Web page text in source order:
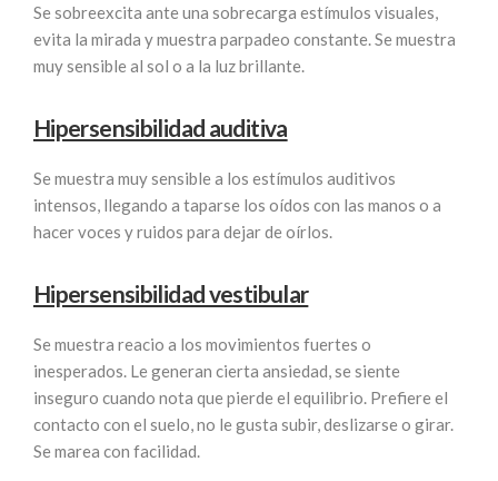
Se sobreexcita ante una sobrecarga estímulos visuales,
evita la mirada y muestra parpadeo constante. Se muestra
muy sensible al sol o a la luz brillante.
Hipersensibilidad auditiva
Se muestra muy sensible a los estímulos auditivos
intensos, llegando a taparse los oídos con las manos o a
hacer voces y ruidos para dejar de oírlos.
Hipersensibilidad vestibular
Se muestra reacio a los movimientos fuertes o
inesperados. Le generan cierta ansiedad, se siente
inseguro cuando nota que pierde el equilibrio. Prefiere el
contacto con el suelo, no le gusta subir, deslizarse o girar.
Se marea con facilidad.